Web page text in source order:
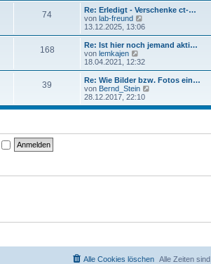
gi
t
r
a
g
s
t
e
r
B
i
t
r
a
g
74
Re: Erledigt - Verschenke ct-…
von lab-freund
e
u
e
s
t
B
e
i
t
g
13.12.2025, 13:06
168
Re: Ist hier noch jemand akti…
von lemkajen
e
u
e
s
t
r
i
18.04.2021, 12:32
39
Re: Wie Bilder bzw. Fotos ein…
von Bernd_Stein
u
28.12.2017, 22:10
Alle Zeiten sind
Alle Cookies löschen